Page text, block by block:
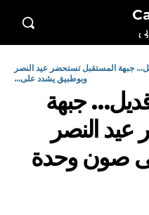
جبهة المستقبل تستحضر عيد النصر
وبوطبيق يشدد على...
جبهة
النصر
صون وحدة